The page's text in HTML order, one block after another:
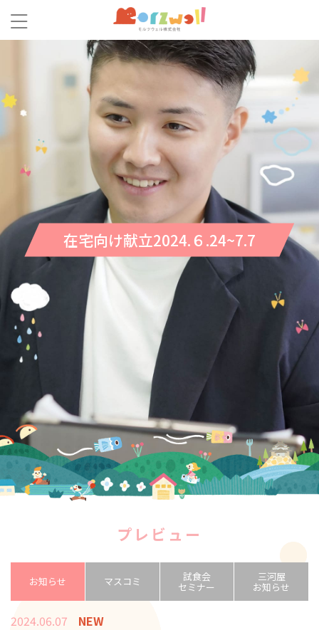
在宅向け献立2024.６.24~7.7
プレビュー
お知らせ マスコミ 試食会
セミナー
三河屋
お知らせ
2024.06.07 NEW